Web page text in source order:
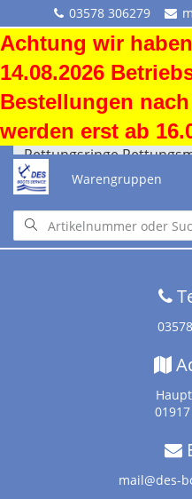
03578 306279
Achtung wir
14.08.2026
Bestellungen nach
werden erst ab
Warengruppen
Rettungsringe
Startseite•
Impressum•
mail@des-